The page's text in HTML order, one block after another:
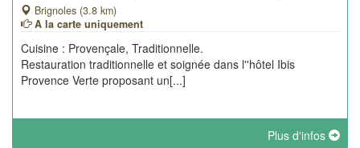
Brignoles (3.8 km)
A la carte uniquement
Cuisine : Provençale, Traditionnelle.
Restauration traditionnelle et soignée dans l''hôtel Ibis
Provence Verte proposant un[...]
Plus d'infos